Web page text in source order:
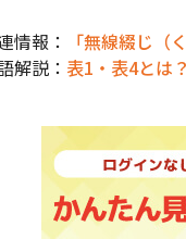
情報：
「無線綴じ（
解説： 表1・表4とは